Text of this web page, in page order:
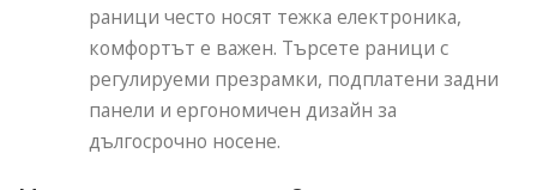
раници често носят тежка електроника,
комфортът е важен. Търсете раници с
регулируеми презрамки, подплатени задни
панели и ергономичен дизайн за
дългосрочно носене.